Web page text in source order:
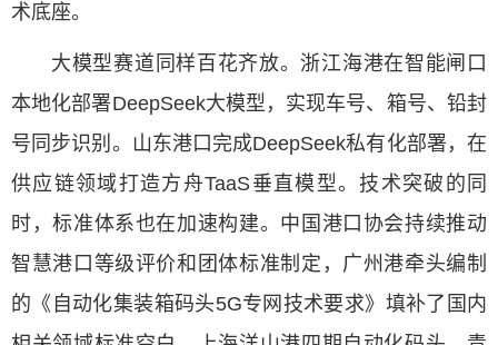
术底座。
大模型赛道同样百花齐放。浙江海港在智能闸口
本地化部署DeepSeek大模型，实现车号、箱号、铅封
号同步识别。山东港口完成DeepSeek私有化部署，在
供应链领域打造方舟TaaS垂直模型。技术突破的同
时，标准体系也在加速构建。中国港口协会持续推动
智慧港口等级评价和团体标准制定，广州港牵头编制
的《自动化集装箱码头5G专网技术要求》填补了国内